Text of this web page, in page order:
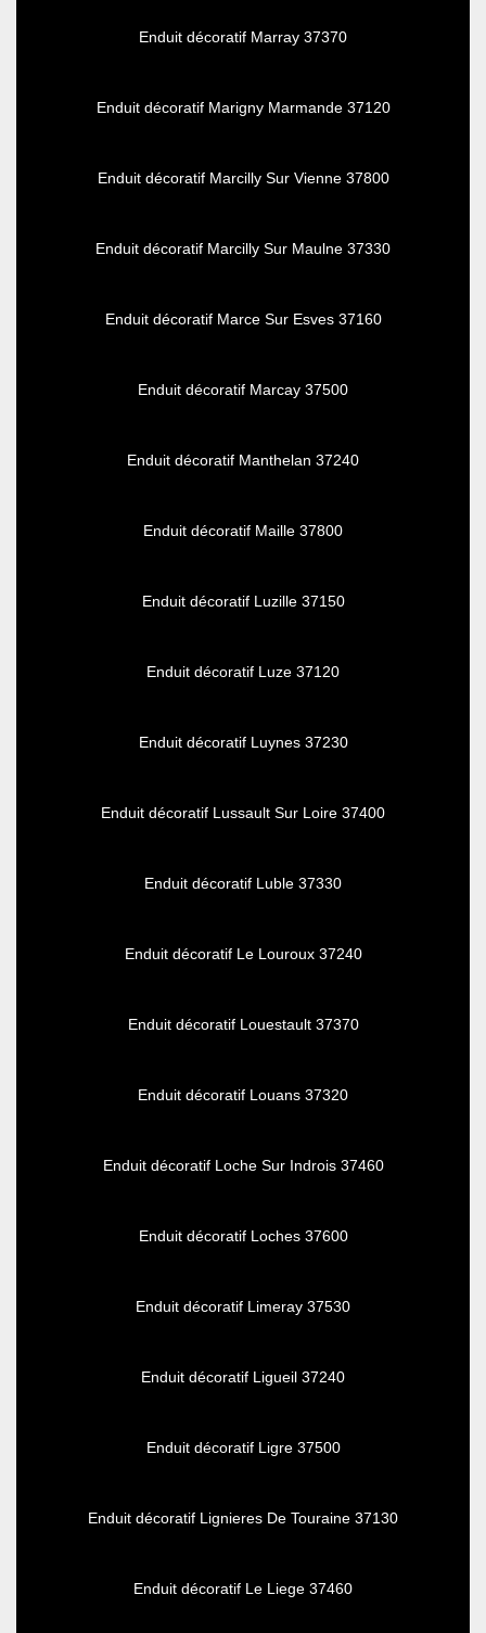
Enduit décoratif Marray 37370
Enduit décoratif Marigny Marmande 37120
Enduit décoratif Marcilly Sur Vienne 37800
Enduit décoratif Marcilly Sur Maulne 37330
Enduit décoratif Marce Sur Esves 37160
Enduit décoratif Marcay 37500
Enduit décoratif Manthelan 37240
Enduit décoratif Maille 37800
Enduit décoratif Luzille 37150
Enduit décoratif Luze 37120
Enduit décoratif Luynes 37230
Enduit décoratif Lussault Sur Loire 37400
Enduit décoratif Luble 37330
Enduit décoratif Le Louroux 37240
Enduit décoratif Louestault 37370
Enduit décoratif Louans 37320
Enduit décoratif Loche Sur Indrois 37460
Enduit décoratif Loches 37600
Enduit décoratif Limeray 37530
Enduit décoratif Ligueil 37240
Enduit décoratif Ligre 37500
Enduit décoratif Lignieres De Touraine 37130
Enduit décoratif Le Liege 37460